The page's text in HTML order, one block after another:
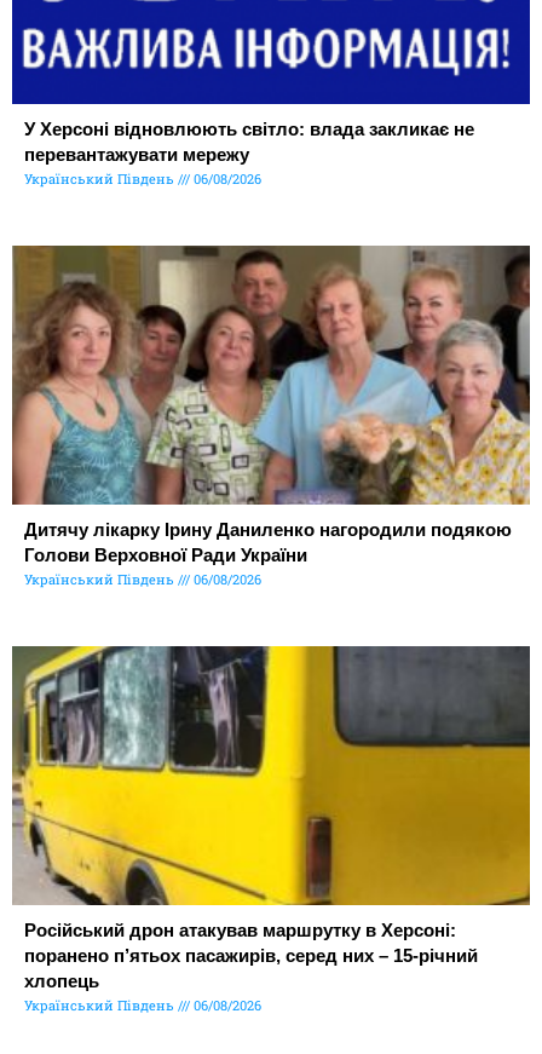
У Херсоні відновлюють світло: влада закликає не
перевантажувати мережу
Український Південь 06/08/2026
Дитячу лікарку Ірину Даниленко нагородили подякою
Голови Верховної Ради України
Український Південь 06/08/2026
Російський дрон атакував маршрутку в Херсоні:
поранено п’ятьох пасажирів, серед них – 15-річний
хлопець
Український Південь 06/08/2026